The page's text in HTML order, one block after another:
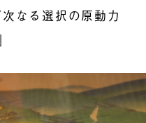
なる選択の原動力